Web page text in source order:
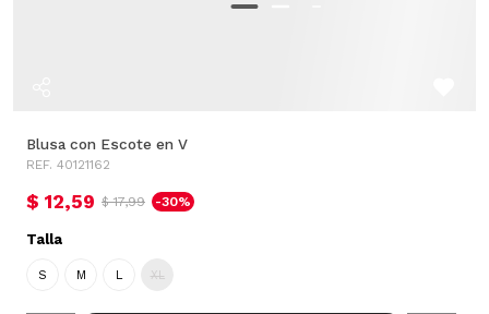
Blusa con Escote en V
REF. 40121162
$ 12,59 $ 17,99 -30%
Talla
S M L XL